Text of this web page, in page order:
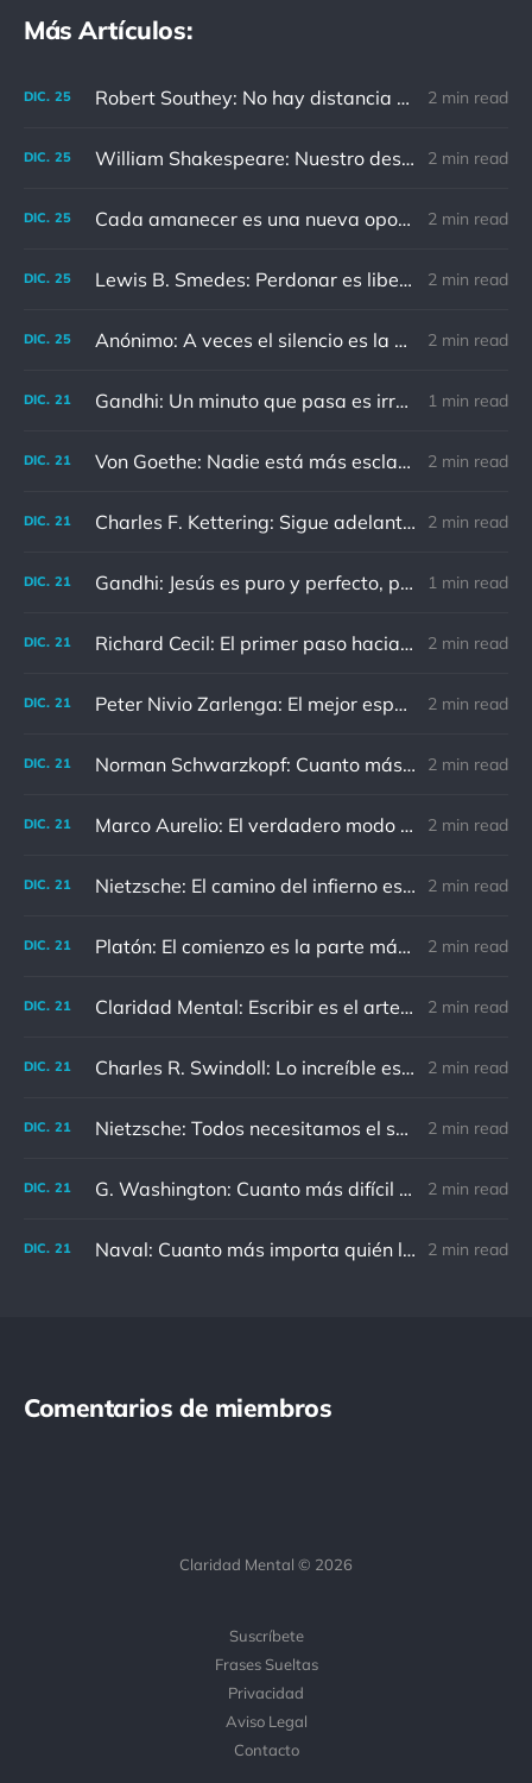
Más Artículos:
DIC. 25 Robert Southey: No hay distancia o tiempo que pueda disminuir la amistad de aquellos que están completamente convencidos del valor del otro 2 min read
DIC. 25 William Shakespeare: Nuestro destino está en las estrellas, así que levantemos nuestros ojos al cielo 2 min read
DIC. 25 Cada amanecer es una nueva oportunidad 2 min read
DIC. 25 Lewis B. Smedes: Perdonar es liberar a un prisionero y descubrir que el prisionero eras tú 2 min read
DIC. 25 Anónimo: A veces el silencio es la mejor respuesta 2 min read
DIC. 21 Gandhi: Un minuto que pasa es irrecuperable. Conociendo esto, ¿cómo podemos malgastar tantas horas? 1 min read
DIC. 21 Von Goethe: Nadie está más esclavizado que aquellos que falsamente creen que son libres. 2 min read
DIC. 21 Charles F. Kettering: Sigue adelante, y es probable que tropieces con algo, tal vez cuando menos lo esperes. Nunca he escuchado hablar de alguien algu 2 min read
DIC. 21 Gandhi: Jesús es puro y perfecto, pero vosotros los cristianos no sois como él. 1 min read
DIC. 21 Richard Cecil: El primer paso hacia el conocimiento es saber que somos ignorantes. 2 min read
DIC. 21 Peter Nivio Zarlenga: El mejor espejo es un viejo amigo. 2 min read
DIC. 21 Norman Schwarzkopf: Cuanto más sudes por la paz, menos sangras por la guerra. 2 min read
DIC. 21 Marco Aurelio: El verdadero modo de vengarse de un enemigo es no parecérsele. 2 min read
DIC. 21 Nietzsche: El camino del infierno está asfaltado de buenas intenciones. 2 min read
DIC. 21 Platón: El comienzo es la parte más importante del trabajo 2 min read
DIC. 21 Claridad Mental: Escribir es el arte de calmar y despejar la mente. 2 min read
DIC. 21 Charles R. Swindoll: Lo increíble es que cada día podemos elegir la actitud que adoptaremos. 2 min read
DIC. 21 Nietzsche: Todos necesitamos el sentido de culpa, pero nadie necesita sentirse culpable. 2 min read
DIC. 21 G. Washington: Cuanto más difícil es el conflicto, mayor es el triunfo. 2 min read
DIC. 21 Naval: Cuanto más importa quién lo ha dicho, menos importa en realidad 2 min read
Comentarios de miembros
Claridad Mental © 2026
Suscríbete
Frases Sueltas
Privacidad
Aviso Legal
Contacto